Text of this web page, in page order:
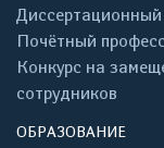
Диссертационный
Почётный
Конкурс на
сотрудников
ОБРАЗОВАНИЕ